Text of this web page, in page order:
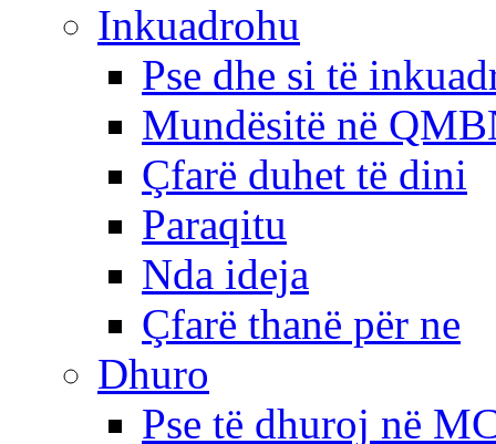
Inkuadrohu
Pse dhe si të
Mundësitë në
Çfarë duhet të dini
Paraqitu
Nda ideja
Çfarë thanë për ne
Dhuro
Pse të dhuroj në